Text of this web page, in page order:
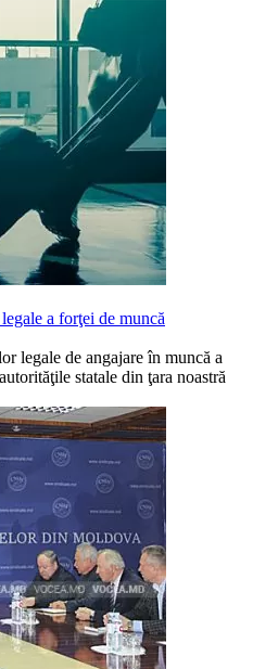
a forţei de muncă
legale de angajare în muncă a
statale din ţara noastră